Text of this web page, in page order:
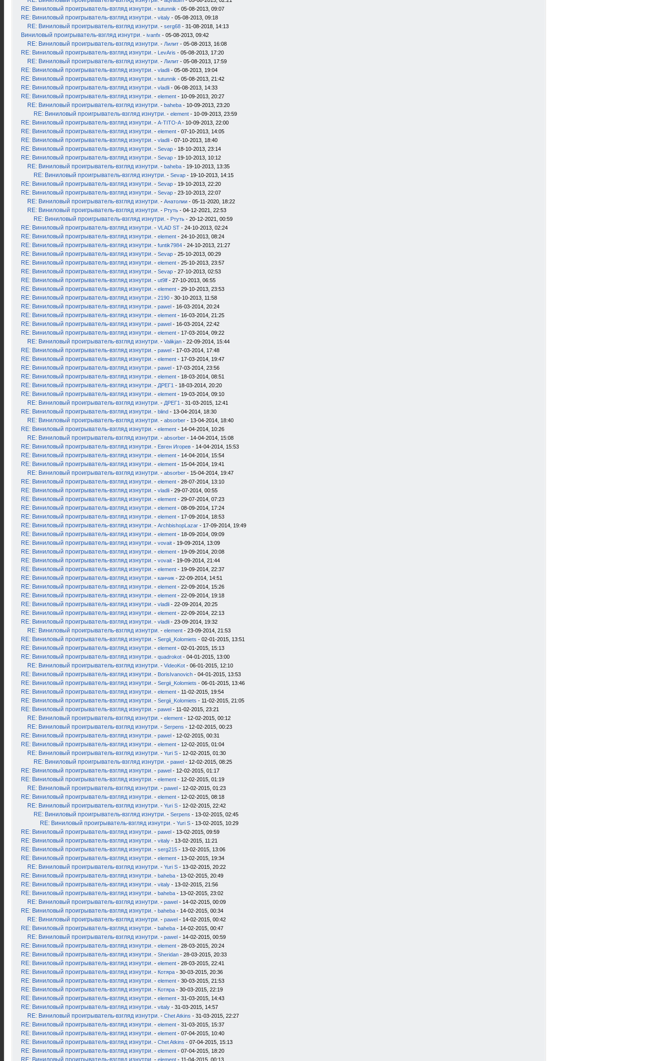
RE: Виниловый проигрыватель-взгляд изнутри. - tutunnik - 05-08-2013, 09:07
RE: Виниловый проигрыватель-взгляд изнутри. - vitaly - 05-08-2013, 09:18
RE: Виниловый проигрыватель-взгляд изнутри. - serg68 - 31-08-2018, 14:13
Виниловый проигрыватель-взгляд изнутри. - ivanfx - 05-08-2013, 09:42
RE: Виниловый проигрыватель-взгляд изнутри. - Лилит - 05-08-2013, 16:08
RE: Виниловый проигрыватель-взгляд изнутри. - LevAris - 05-08-2013, 17:20
RE: Виниловый проигрыватель-взгляд изнутри. - Лилит - 05-08-2013, 17:59
RE: Виниловый проигрыватель-взгляд изнутри. - vladli - 05-08-2013, 19:04
RE: Виниловый проигрыватель-взгляд изнутри. - tutunnik - 05-08-2013, 21:42
RE: Виниловый проигрыватель-взгляд изнутри. - vladli - 06-08-2013, 14:33
RE: Виниловый проигрыватель-взгляд изнутри. - element - 10-09-2013, 20:27
RE: Виниловый проигрыватель-взгляд изнутри. - baheba - 10-09-2013, 23:20
RE: Виниловый проигрыватель-взгляд изнутри. - element - 10-09-2013, 23:59
RE: Виниловый проигрыватель-взгляд изнутри. - A-TITO-A- 10-09-2013, 22:00
RE: Виниловый проигрыватель-взгляд изнутри. - element - 07-10-2013, 14:05
RE: Виниловый проигрыватель-взгляд изнутри. - vladli - 07-10-2013, 18:40
RE: Виниловый проигрыватель-взгляд изнутри. - Sevap - 18-10-2013, 23:14
RE: Виниловый проигрыватель-взгляд изнутри. - Sevap - 19-10-2013, 10:12
RE: Виниловый проигрыватель-взгляд изнутри. - baheba - 19-10-2013, 13:35
RE: Виниловый проигрыватель-взгляд изнутри. - Sevap - 19-10-2013, 14:15
RE: Виниловый проигрыватель-взгляд изнутри. - Sevap - 19-10-2013, 22:20
RE: Виниловый проигрыватель-взгляд изнутри. - Sevap - 23-10-2013, 22:07
RE: Виниловый проигрыватель-взгляд изнутри. - Анатолии - 05-11-2020, 18:22
RE: Виниловый проигрыватель-взгляд изнутри. - Ртуть - 04-12-2021, 22:53
RE: Виниловый проигрыватель-взгляд изнутри. - Ртуть - 20-12-2021, 00:59
RE: Виниловый проигрыватель-взгляд изнутри. - VLAD ST - 24-10-2013, 02:24
RE: Виниловый проигрыватель-взгляд изнутри. - element - 24-10-2013, 08:24
RE: Виниловый проигрыватель-взгляд изнутри. - funtik7984 - 24-10-2013, 21:27
RE: Виниловый проигрыватель-взгляд изнутри. - Sevap - 25-10-2013, 00:29
RE: Виниловый проигрыватель-взгляд изнутри. - element - 25-10-2013, 23:57
RE: Виниловый проигрыватель-взгляд изнутри. - Sevap - 27-10-2013, 02:53
RE: Виниловый проигрыватель-взгляд изнутри. - ut9lf - 27-10-2013, 06:55
RE: Виниловый проигрыватель-взгляд изнутри. - element - 29-10-2013, 23:53
RE: Виниловый проигрыватель-взгляд изнутри. - 2190 - 30-10-2013, 11:58
RE: Виниловый проигрыватель-взгляд изнутри. - pawel - 16-03-2014, 20:24
RE: Виниловый проигрыватель-взгляд изнутри. - element - 16-03-2014, 21:25
RE: Виниловый проигрыватель-взгляд изнутри. - pawel - 16-03-2014, 22:42
RE: Виниловый проигрыватель-взгляд изнутри. - element - 17-03-2014, 09:22
RE: Виниловый проигрыватель-взгляд изнутри. - Valikjan - 22-09-2014, 15:44
RE: Виниловый проигрыватель-взгляд изнутри. - pawel - 17-03-2014, 17:48
RE: Виниловый проигрыватель-взгляд изнутри. - element - 17-03-2014, 19:47
RE: Виниловый проигрыватель-взгляд изнутри. - pawel - 17-03-2014, 23:56
RE: Виниловый проигрыватель-взгляд изнутри. - element - 18-03-2014, 08:51
RE: Виниловый проигрыватель-взгляд изнутри. - ДРЕГ1 - 18-03-2014, 20:20
RE: Виниловый проигрыватель-взгляд изнутри. - element - 19-03-2014, 09:10
RE: Виниловый проигрыватель-взгляд изнутри. - ДРЕГ1 - 31-03-2015, 12:41
RE: Виниловый проигрыватель-взгляд изнутри. - blind - 13-04-2014, 18:30
RE: Виниловый проигрыватель-взгляд изнутри. - absorber - 13-04-2014, 18:40
RE: Виниловый проигрыватель-взгляд изнутри. - element - 14-04-2014, 10:26
RE: Виниловый проигрыватель-взгляд изнутри. - absorber - 14-04-2014, 15:08
RE: Виниловый проигрыватель-взгляд изнутри. - Евген Игорев - 14-04-2014, 15:53
RE: Виниловый проигрыватель-взгляд изнутри. - element - 14-04-2014, 15:54
RE: Виниловый проигрыватель-взгляд изнутри. - element - 15-04-2014, 19:41
RE: Виниловый проигрыватель-взгляд изнутри. - absorber - 15-04-2014, 19:47
RE: Виниловый проигрыватель-взгляд изнутри. - element - 28-07-2014, 13:10
RE: Виниловый проигрыватель-взгляд изнутри. - vladli - 29-07-2014, 00:55
RE: Виниловый проигрыватель-взгляд изнутри. - element - 29-07-2014, 07:23
RE: Виниловый проигрыватель-взгляд изнутри. - element - 08-09-2014, 17:24
RE: Виниловый проигрыватель-взгляд изнутри. - element - 17-09-2014, 18:53
RE: Виниловый проигрыватель-взгляд изнутри. - ArchbishopLazar - 17-09-2014, 19:49
RE: Виниловый проигрыватель-взгляд изнутри. - element - 18-09-2014, 09:09
RE: Виниловый проигрыватель-взгляд изнутри. - vovait - 19-09-2014, 13:09
RE: Виниловый проигрыватель-взгляд изнутри. - element - 19-09-2014, 20:08
RE: Виниловый проигрыватель-взгляд изнутри. - vovait - 19-09-2014, 21:44
RE: Виниловый проигрыватель-взгляд изнутри. - element - 19-09-2014, 22:37
RE: Виниловый проигрыватель-взгляд изнутри. - канчик - 22-09-2014, 14:51
RE: Виниловый проигрыватель-взгляд изнутри. - element - 22-09-2014, 15:26
RE: Виниловый проигрыватель-взгляд изнутри. - element - 22-09-2014, 19:18
RE: Виниловый проигрыватель-взгляд изнутри. - vladli - 22-09-2014, 20:25
RE: Виниловый проигрыватель-взгляд изнутри. - element - 22-09-2014, 22:13
RE: Виниловый проигрыватель-взгляд изнутри. - vladli - 23-09-2014, 19:32
RE: Виниловый проигрыватель-взгляд изнутри. - element - 23-09-2014, 21:53
RE: Виниловый проигрыватель-взгляд изнутри. - Sergii_Kolomiets - 02-01-2015, 13:51
RE: Виниловый проигрыватель-взгляд изнутри. - element - 02-01-2015, 15:13
RE: Виниловый проигрыватель-взгляд изнутри. - quadrokot - 04-01-2015, 13:00
RE: Виниловый проигрыватель-взгляд изнутри. - VideoKot - 06-01-2015, 12:10
RE: Виниловый проигрыватель-взгляд изнутри. - BorisIvanovich - 04-01-2015, 13:53
RE: Виниловый проигрыватель-взгляд изнутри. - Sergii_Kolomiets - 06-01-2015, 13:46
RE: Виниловый проигрыватель-взгляд изнутри. - element - 11-02-2015, 19:54
RE: Виниловый проигрыватель-взгляд изнутри. - Sergii_Kolomiets - 11-02-2015, 21:05
RE: Виниловый проигрыватель-взгляд изнутри. - pawel - 11-02-2015, 23:21
RE: Виниловый проигрыватель-взгляд изнутри. - element - 12-02-2015, 00:12
RE: Виниловый проигрыватель-взгляд изнутри. - Serpens - 12-02-2015, 00:23
RE: Виниловый проигрыватель-взгляд изнутри. - pawel - 12-02-2015, 00:31
RE: Виниловый проигрыватель-взгляд изнутри. - element - 12-02-2015, 01:04
RE: Виниловый проигрыватель-взгляд изнутри. - Yuri S - 12-02-2015, 01:30
RE: Виниловый проигрыватель-взгляд изнутри. - pawel - 12-02-2015, 08:25
RE: Виниловый проигрыватель-взгляд изнутри. - pawel - 12-02-2015, 01:17
RE: Виниловый проигрыватель-взгляд изнутри. - element - 12-02-2015, 01:19
RE: Виниловый проигрыватель-взгляд изнутри. - pawel - 12-02-2015, 01:23
RE: Виниловый проигрыватель-взгляд изнутри. - element - 12-02-2015, 08:18
RE: Виниловый проигрыватель-взгляд изнутри. - Yuri S - 12-02-2015, 22:42
RE: Виниловый проигрыватель-взгляд изнутри. - Serpens - 13-02-2015, 02:45
RE: Виниловый проигрыватель-взгляд изнутри. - Yuri S - 13-02-2015, 10:29
RE: Виниловый проигрыватель-взгляд изнутри. - pawel - 13-02-2015, 09:59
RE: Виниловый проигрыватель-взгляд изнутри. - vitaly - 13-02-2015, 11:21
RE: Виниловый проигрыватель-взгляд изнутри. - serg215 - 13-02-2015, 13:06
RE: Виниловый проигрыватель-взгляд изнутри. - element - 13-02-2015, 19:34
RE: Виниловый проигрыватель-взгляд изнутри. - Yuri S - 13-02-2015, 20:22
RE: Виниловый проигрыватель-взгляд изнутри. - baheba - 13-02-2015, 20:49
RE: Виниловый проигрыватель-взгляд изнутри. - vitaly - 13-02-2015, 21:56
RE: Виниловый проигрыватель-взгляд изнутри. - baheba - 13-02-2015, 23:02
RE: Виниловый проигрыватель-взгляд изнутри. - pawel - 14-02-2015, 00:09
RE: Виниловый проигрыватель-взгляд изнутри. - baheba - 14-02-2015, 00:34
RE: Виниловый проигрыватель-взгляд изнутри. - pawel - 14-02-2015, 00:42
RE: Виниловый проигрыватель-взгляд изнутри. - baheba - 14-02-2015, 00:47
RE: Виниловый проигрыватель-взгляд изнутри. - pawel - 14-02-2015, 00:59
RE: Виниловый проигрыватель-взгляд изнутри. - element - 28-03-2015, 20:24
RE: Виниловый проигрыватель-взгляд изнутри. - Sheridan - 28-03-2015, 20:33
RE: Виниловый проигрыватель-взгляд изнутри. - element - 28-03-2015, 22:41
RE: Виниловый проигрыватель-взгляд изнутри. - Котяра - 30-03-2015, 20:36
RE: Виниловый проигрыватель-взгляд изнутри. - element - 30-03-2015, 21:53
RE: Виниловый проигрыватель-взгляд изнутри. - Котяра - 30-03-2015, 22:19
RE: Виниловый проигрыватель-взгляд изнутри. - element - 31-03-2015, 14:43
RE: Виниловый проигрыватель-взгляд изнутри. - vitaly - 31-03-2015, 14:57
RE: Виниловый проигрыватель-взгляд изнутри. - Chet Atkins - 31-03-2015, 22:27
RE: Виниловый проигрыватель-взгляд изнутри. - element - 31-03-2015, 15:37
RE: Виниловый проигрыватель-взгляд изнутри. - element - 07-04-2015, 10:40
RE: Виниловый проигрыватель-взгляд изнутри. - Chet Atkins - 07-04-2015, 15:13
RE: Виниловый проигрыватель-взгляд изнутри. - element - 07-04-2015, 18:20
RE: Виниловый проигрыватель-взгляд изнутри. - element - 11-04-2015, 00:13